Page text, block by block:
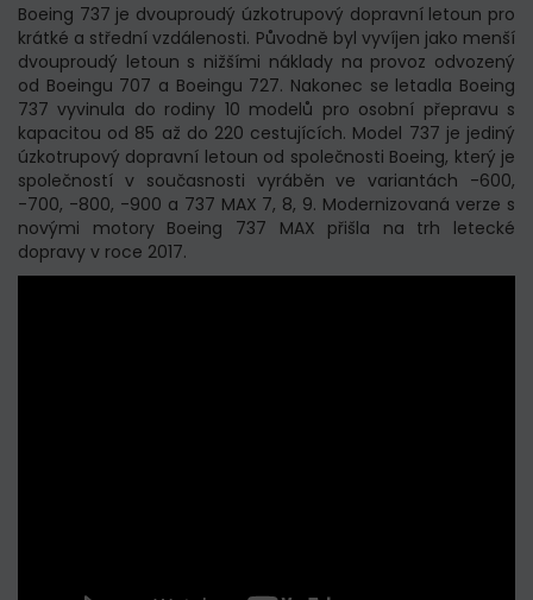
Boeing 737 je dvouproudý úzkotrupový dopravní letoun pro
krátké a střední vzdálenosti. Původně byl vyvíjen jako menší
dvouproudý letoun s nižšími náklady na provoz odvozený
od Boeingu 707 a Boeingu 727. Nakonec se letadla Boeing
737 vyvinula do rodiny 10 modelů pro osobní přepravu s
kapacitou od 85 až do 220 cestujících. Model 737 je jediný
úzkotrupový dopravní letoun od společnosti Boeing, který je
společností v současnosti vyráběn ve variantách -600,
-700, -800, -900 a 737 MAX 7, 8, 9. Modernizovaná verze s
novými motory Boeing 737 MAX přišla na trh letecké
dopravy v roce 2017.